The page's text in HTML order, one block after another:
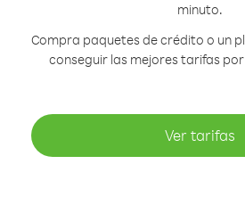
minuto.
Compra paquetes de crédito o un
conseguir las mejores tarifas
Ver tarifas